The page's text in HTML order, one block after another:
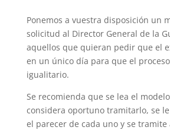
Ponemos a vuestra disposición un
solicitud al Director General de la
aquellos que quieran pedir que el
en un único día para que el
igualitario.
Se recomienda que se lea el
considera oportuno tramitarlo, se
el parecer de cada uno y se